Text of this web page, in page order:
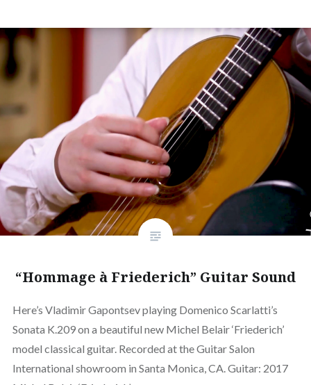
“Hommage à Friederich” Guitar Sound
Here’s Vladimir Gapontsev playing Domenico Scarlatti’s
Sonata K.209 on a beautiful new Michel Belair ‘Friederich’
model classical guitar. Recorded at the Guitar Salon
International showroom in Santa Monica, CA. Guitar: 2017